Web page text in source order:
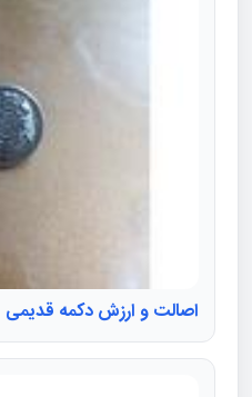
اصالت و ارزش دکمه قدیمی